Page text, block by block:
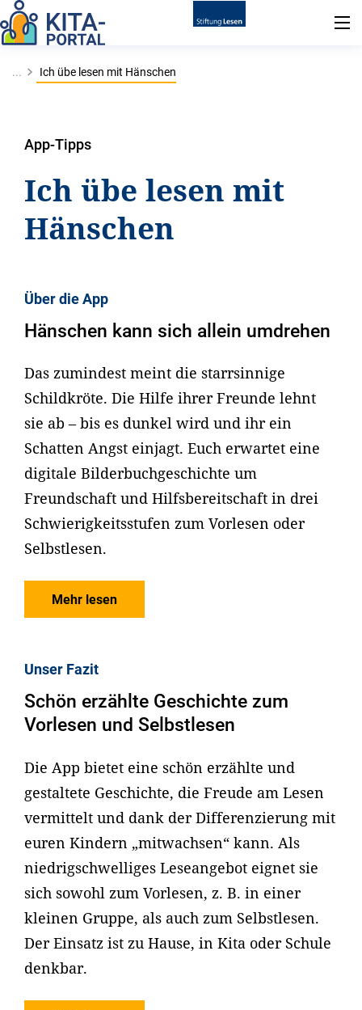
... Ich übe lesen mit Hänschen
App-Tipps
Ich übe lesen mit
Hänschen
Über die App
Hänschen kann sich allein umdrehen
Das zumindest meint die starrsinnige
Schildkröte. Die Hilfe ihrer Freunde lehnt
sie ab – bis es dunkel wird und ihr ein
Schatten Angst einjagt. Euch erwartet eine
digitale Bilderbuchgeschichte um
Freundschaft und Hilfsbereitschaft in drei
Schwierigkeitsstufen zum Vorlesen oder
Selbstlesen.
Mehr lesen
Unser Fazit
Schön erzählte Geschichte zum
Vorlesen und Selbstlesen
Die App bietet eine schön erzählte und
gestaltete Geschichte, die Freude am Lesen
vermittelt und dank der Differenzierung mit
euren Kindern „mitwachsen“ kann. Als
niedrigschwelliges Leseangebot eignet sie
sich sowohl zum Vorlesen, z. B. in einer
kleinen Gruppe, als auch zum Selbstlesen.
Der Einsatz ist zu Hause, in Kita oder Schule
denkbar.